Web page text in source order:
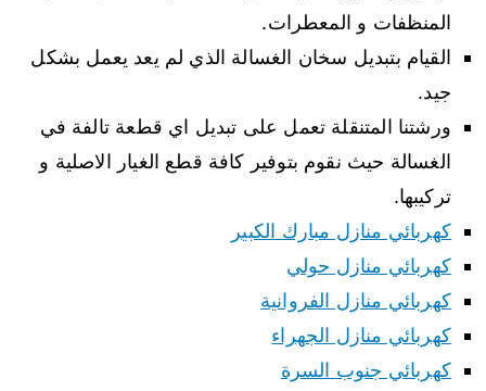
المنظفات و المعطرات.
القيام بتبديل سخان الغسالة الذي لم يعد يعمل بشكل
جيد.
ورشتنا المتنقلة تعمل على تبديل اي قطعة تالفة في
الغسالة حيث نقوم بتوفير كافة قطع الغيار الاصلية و
تركيبها.
كهربائي منازل مبارك الكبير
كهربائي منازل حولي
كهربائي منازل الفروانية
كهربائي منازل الجهراء
كهربائي جنوب السرة